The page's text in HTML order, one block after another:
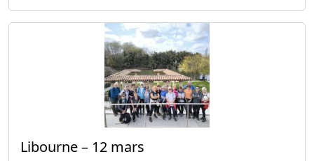
Libourne – 12 mars